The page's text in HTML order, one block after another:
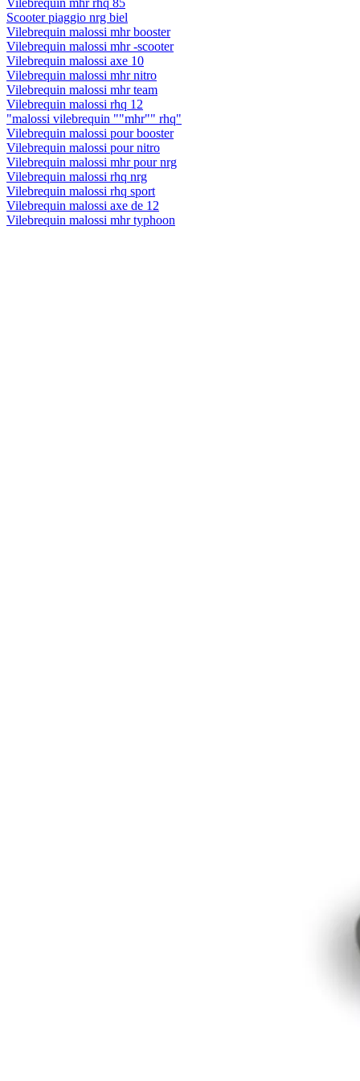
Scooter piaggio nrg biel
Vilebrequin malossi mhr booster
Vilebrequin malossi mhr -scooter
Vilebrequin malossi axe 10
Vilebrequin malossi mhr nitro
Vilebrequin malossi mhr team
Vilebrequin malossi rhq 12
"malossi vilebrequin ""mhr"" rhq"
Vilebrequin malossi pour booster
Vilebrequin malossi pour nitro
Vilebrequin malossi mhr pour nrg
Vilebrequin malossi rhq nrg
Vilebrequin malossi rhq sport
Vilebrequin malossi axe de 12
Vilebrequin malossi mhr typhoon